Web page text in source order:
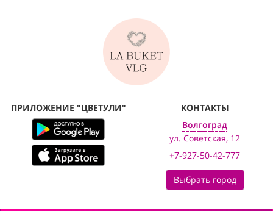
ПРИЛОЖЕНИЕ "ЦВЕТУЛИ"
КОНТАКТЫ
Волгоград
ул. Советская, 12
+7-927-50-42-777
Выбрать город